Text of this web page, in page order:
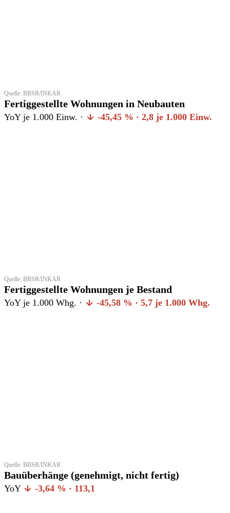
Quelle: BBSR/INKAR
Fertiggestellte Wohnungen in Neubauten
YoY je 1.000 Einw. · -45,45 % · 2,8 je 1.000 Einw.
Quelle: BBSR/INKAR
Fertiggestellte Wohnungen je Bestand
YoY je 1.000 Whg. · -45,58 % · 5,7 je 1.000 Whg.
Quelle: BBSR/INKAR
Bauüberhänge (genehmigt, nicht fertig)
YoY -3,64 % · 113,1